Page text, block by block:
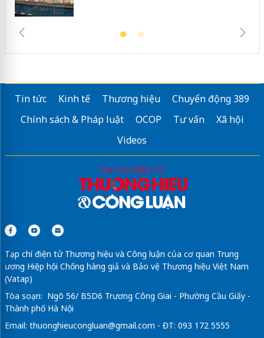
Tin tức Kinh tế Thương hiệu
Chuyển động 389
Chính sách & Pháp luật
OCOP Tư vấn
Xã hội
Videos
Tạp chí điện tử Thương hiệu và Công luận của cơ quan Trung
ương Hiệp hội Chống hàng giả và Bảo vệ Thương hiệu Việt Nam
(Vatap)
Tòa soạn: Ngõ 56/ B5D6 Trương Công Giai - Phường Cầu Giấy -
Thành phố Hà Nội
Email: thuonghieucongluan@gmail.com - ĐT: 093 172 5555